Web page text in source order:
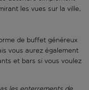
les vues sur la ville,
de buffet généreux
vous aurez également
et bars si vous voulez